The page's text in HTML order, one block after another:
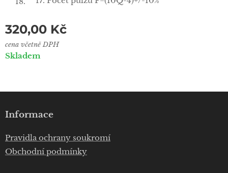
320,00 Kč
cena včetně DPH
Skladem
Informace
Pravidla ochrany soukromí
Obchodní podmínky